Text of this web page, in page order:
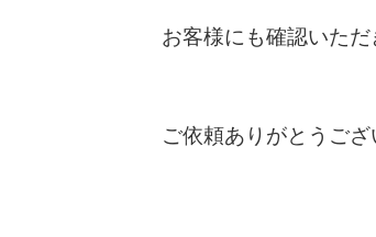
お客様にも確認いただ
ご依頼ありがとうござ